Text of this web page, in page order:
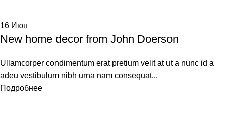
16 Июн
New home decor from John Doerson
Ullamcorper condimentum erat pretium velit at ut a nunc id a
adeu vestibulum nibh urna nam consequat...
Подробнее